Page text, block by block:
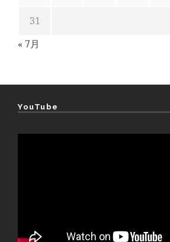
31
« 7月
YouTube